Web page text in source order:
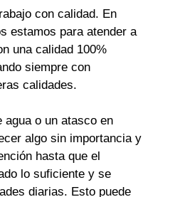
con calidad. En
estamos para atender a
una calidad 100%
siempre con
calidades.
agua o un atasco en
algo sin importancia y
hasta que el
lo suficiente y se
diarias. Esto puede